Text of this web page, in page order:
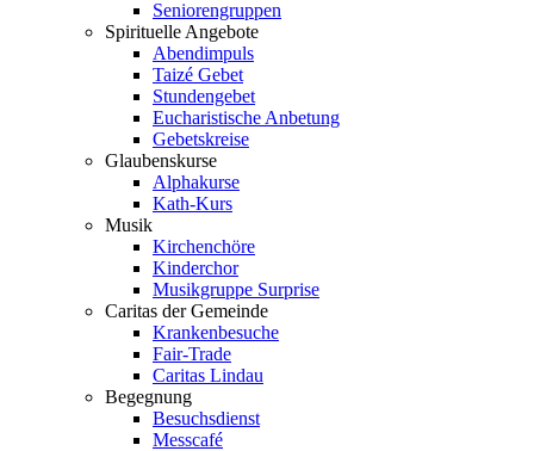
Seniorengruppen
Spirituelle Angebote
Abendimpuls
Taizé Gebet
Stundengebet
Eucharistische Anbetung
Gebetskreise
Glaubenskurse
Alphakurse
Kath-Kurs
Musik
Kirchenchöre
Kinderchor
Musikgruppe Surprise
Caritas der Gemeinde
Krankenbesuche
Fair-Trade
Caritas Lindau
Begegnung
Besuchsdienst
Messcafé